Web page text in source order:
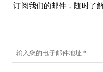
订阅我们的邮件，随时了